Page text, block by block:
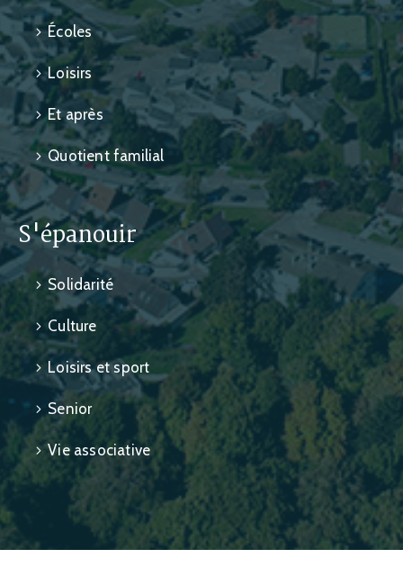
Écoles
Loisirs
Et après
Quotient familial
S'épanouir
Solidarité
Culture
Loisirs et sport
Senior
Vie associative